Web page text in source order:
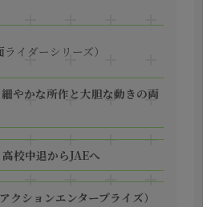
イダーシリーズ）
やかな所作と大胆な動きの両
校中退からJAEへ
クションエンタープライズ）